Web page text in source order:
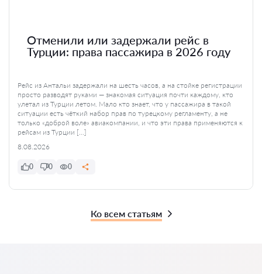
Отменили или задержали рейс в
Турции: права пассажира в 2026 году
Рейс из Антальи задержали на шесть часов, а на стойке регистрации
просто разводят руками — знакомая ситуация почти каждому, кто
улетал из Турции летом. Мало кто знает, что у пассажира в такой
ситуации есть чёткий набор прав по турецкому регламенту, а не
только «доброй воле» авиакомпании, и что эти права применяются к
рейсам из Турции […]
8.08.2026
0 0 0
Ко всем статьям